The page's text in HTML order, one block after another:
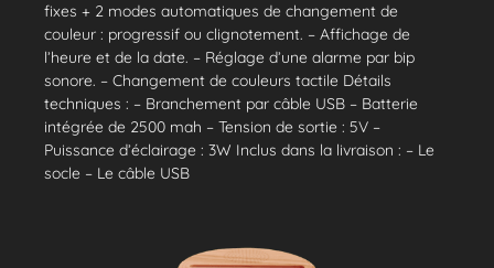
fixes + 2 modes automatiques de changement de
couleur : progressif ou clignotement. – Affichage de
l’heure et de la date. – Réglage d’une alarme par bip
sonore. – Changement de couleurs tactile Détails
techniques : – Branchement par câble USB – Batterie
intégrée de 2500 mah – Tension de sortie : 5V –
Puissance d’éclairage : 3W Inclus dans la livraison : – Le
socle – Le câble USB